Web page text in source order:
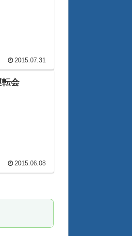
2015.07.31
会
2015.06.08